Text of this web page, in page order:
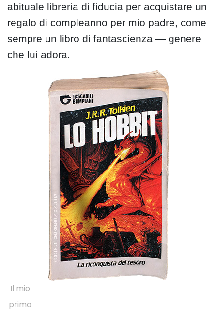
abituale libreria di fiducia per acquistare un
regalo di compleanno per mio padre, come
sempre un libro di fantascienza — genere
che lui adora.
Il mio
primo